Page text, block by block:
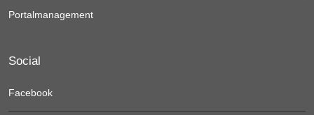
Portalmanagement
Social
Facebook